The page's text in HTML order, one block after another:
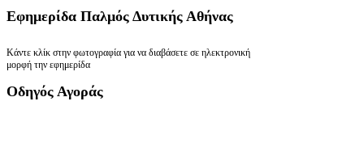
Εφημερίδα Παλμός Δυτικής Αθήνας
Κάντε κλίκ στην φωτογραφία για να διαβάσετε σε ηλεκτρονική
μορφή την εφημερίδα
Οδηγός Αγοράς